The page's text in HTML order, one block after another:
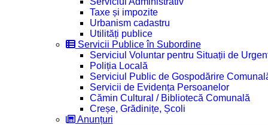
Taxe și impozite
Urbanism cadastru
Utilități publice
Servicii Publice în Subordine
Serviciul Voluntar pentru Situații de
Poliția Locală
Serviciul Public de Gospodărire
Servicii de Evidența Persoanelor
Cămin Cultural / Bibliotecă Comunală
Creșe, Grădinițe, Școli
Anunțuri